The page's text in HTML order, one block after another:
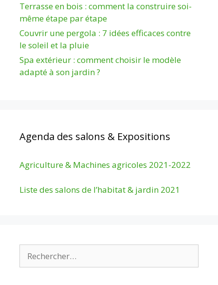
Terrasse en bois : comment la construire soi-
même étape par étape
Couvrir une pergola : 7 idées efficaces contre
le soleil et la pluie
Spa extérieur : comment choisir le modèle
adapté à son jardin ?
Agenda des salons & Expositions
Agriculture & Machines agricoles 2021-2022
Liste des salons de l’habitat & jardin 2021